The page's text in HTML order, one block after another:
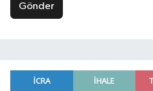
Gönder